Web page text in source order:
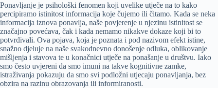
Ponavljanje je psihološki fenomen koji uvelike utječe na to kako
percipiramo istinitost informacija koje čujemo ili čitamo. Kada se neka
informacija iznova ponavlja, naše povjerenje u njezinu istinitost se
značajno povećava, čak i kada nemamo nikakve dokaze koji bi to
potvrđivali. Ova pojava, koja je poznata i pod nazivom efekt istine,
snažno djeluje na naše svakodnevno donošenje odluka, oblikovanje
mišljenja i stavova te u konačnici utječe na ponašanje u društvu. Iako
smo često uvjereni da smo imuni na takve kognitivne zamke,
istraživanja pokazuju da smo svi podložni utjecaju ponavljanja, bez
obzira na razinu obrazovanja ili informiranosti.